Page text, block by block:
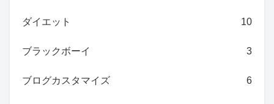
ダイエット 10
ブラックボーイ 3
ブログカスタマイズ 6